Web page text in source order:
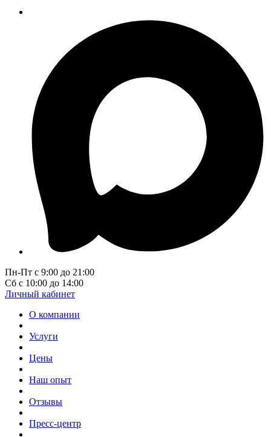
Пн-Пт с 9:00 до 21:00
Сб с 10:00 до 14:00
Личный кабинет
О компании
Услуги
Цены
Наш опыт
Отзывы
Пресс-центр